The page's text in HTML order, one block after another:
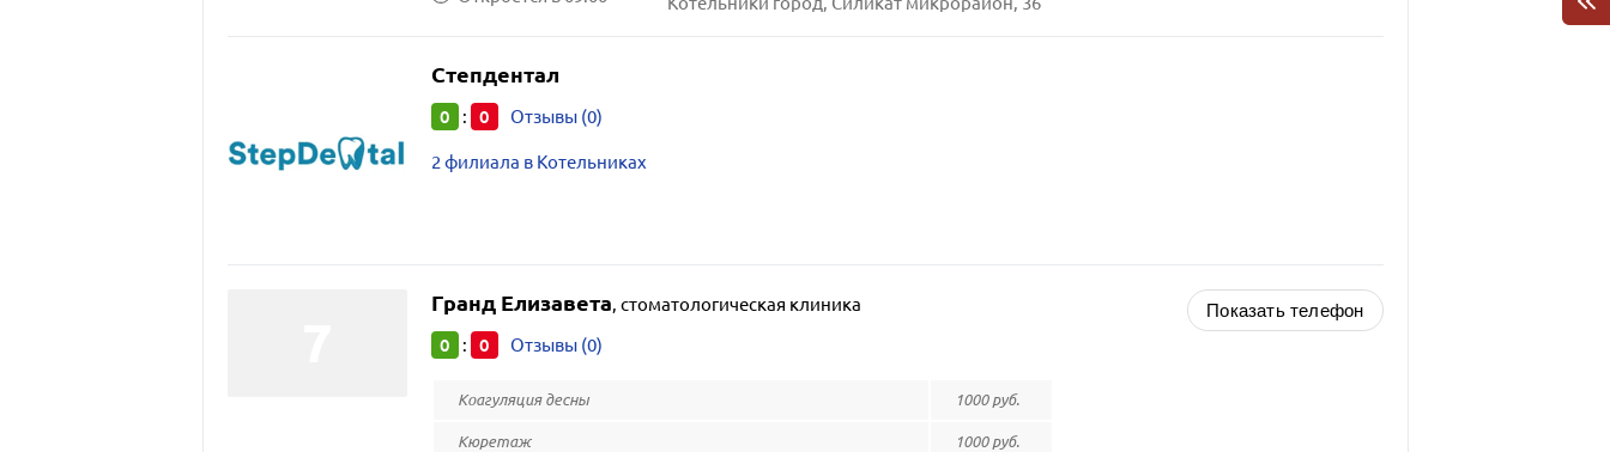
Степдентал
0 : 0 Отзывы (0)
2 филиала в Котельниках
Гранд Елизавета, стоматологическая клиника
0 : 0 Отзывы (0)
Коагуляция десны 1000 руб.
Кюретаж 1000 руб.
Показать телефон